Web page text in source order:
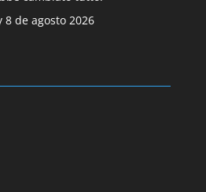
8 de agosto 2026